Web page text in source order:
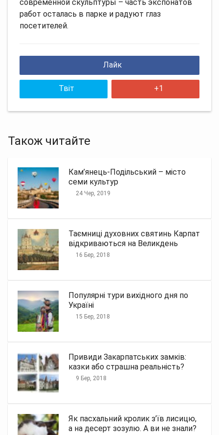
современной скульптуры – часть экспонатов
работ осталась в парке и радуют глаз
посетителей.
Лайк
Твіт +1
Також читайте
Кам’янець-Подільський – місто
семи культур
24 Чер, 2019
Таємниці духовних святинь Карпат
відкриваються на Великдень
16 Бер, 2018
Популярні тури вихідного дня по
Україні
15 Бер, 2018
Привиди Закарпатських замків:
казки або страшна реальність?
9 Бер, 2018
Як пасхальний кролик з’їв лисицю,
а на десерт зозулю. А ви не знали?